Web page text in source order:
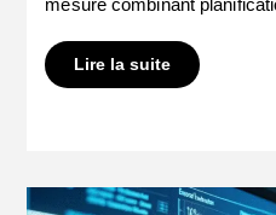
Lire la suite